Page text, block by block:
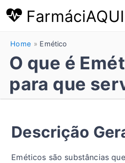
FarmáciAQUI
Home Emético
O que é
para que
Descrição
Eméticos são substâncias